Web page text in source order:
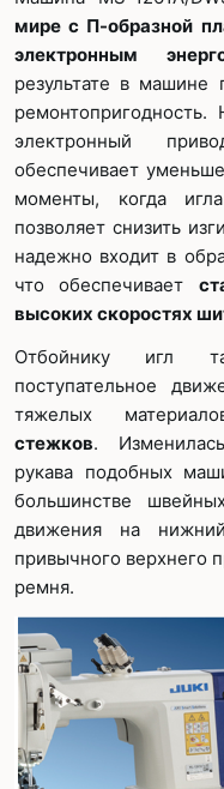
мире с П-образной
электронным
результате в машине
электронный
обеспечивает
моменты, когда
позволяет снизить
надежно входит в
что обеспечивает
высоких скоростях
Отбойнику игл
поступательное
тяжелых
стежков.
рукава подобных
большинстве
движения на
привычного верхнего
ремня.